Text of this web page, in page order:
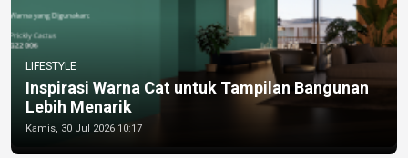
LIFESTYLE
Inspirasi Warna Cat untuk Tampilan Bangunan
Lebih Menarik
Kamis, 30 Jul 2026 10:17